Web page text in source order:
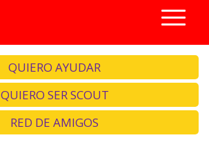
QUIERO AYUDAR
QUIERO SER SCOUT
RED DE AMIGOS